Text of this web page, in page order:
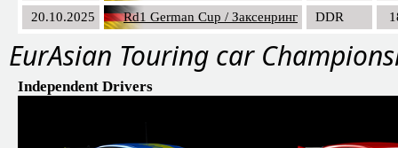
20.10.2025
Rd1 German Cup / Заксенринг DDR
EurAsian Touring car
Independent Drivers